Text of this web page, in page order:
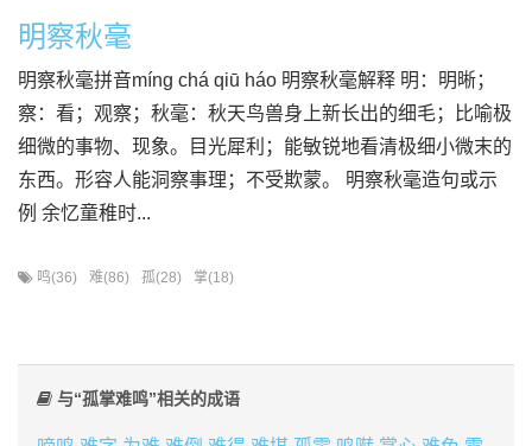
明察秋毫
明察秋毫拼音míng chá qiū háo 明察秋毫解释 明：明晰；
察：看；观察；秋毫：秋天鸟兽身上新长出的细毛；比喻极
细微的事物、现象。目光犀利；能敏锐地看清极细小微末的
东西。形容人能洞察事理；不受欺蒙。 明察秋毫造句或示
例 余忆童稚时...
鸣(36) 难(86) 孤(28) 掌(18)
与“孤掌难鸣”相关的成语